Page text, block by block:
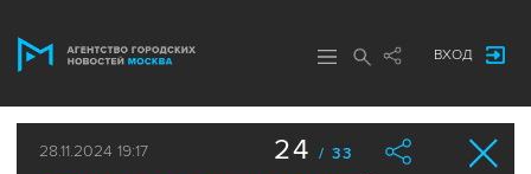
ВХОД
28.11.2024 19:17 24 / 33